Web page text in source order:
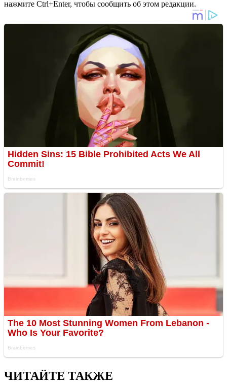
нажмите Ctrl+Enter, чтобы сообщить об этом редакции.
ЧИТАЙТЕ ТАКЖЕ